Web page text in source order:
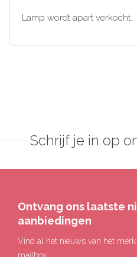
Lamp wordt apart verkocht.
Schrijf je in op
Ontvang ons laatste
aanbiedingen
Vind al het nieuws van het